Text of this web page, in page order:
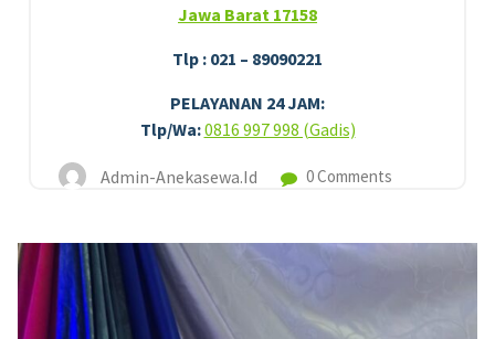
Jawa Barat 17158
Tlp : 021 – 89090221
PELAYANAN 24 JAM:
Tlp/Wa:0816 997 998 (Gadis)
Admin-Anekasewa.id 0 Comments